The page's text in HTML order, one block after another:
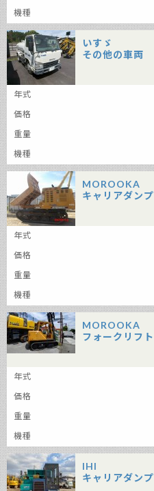
いすゞ
その他の車両
MOROOKA
キャリアダンプ
MOROOKA
フォークリフト
IHI
キャリアダンプ